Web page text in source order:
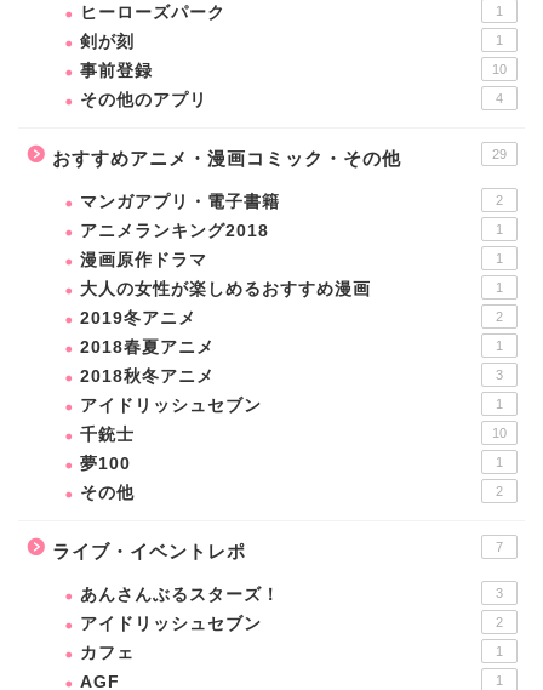
ヒーローズパーク 1
剣が刻 1
事前登録 10
その他のアプリ 4
おすすめアニメ・漫画コミック・その他 29
マンガアプリ・電子書籍 2
アニメランキング2018 1
漫画原作ドラマ 1
大人の女性が楽しめるおすすめ漫画 1
2019冬アニメ 2
2018春夏アニメ 1
2018秋冬アニメ 3
アイドリッシュセブン 1
千銃士 10
夢100 1
その他 2
ライブ・イベントレポ 7
あんさんぶるスターズ！ 3
アイドリッシュセブン 2
カフェ 1
AGF 1